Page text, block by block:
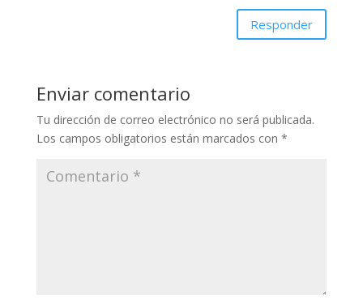
Responder
Enviar comentario
Tu dirección de correo electrónico no será publicada.
Los campos obligatorios están marcados con *